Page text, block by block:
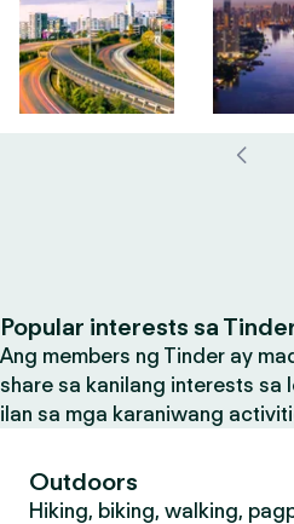
Popular interests sa
Ang members ng Tinder ay
share sa kanilang interests sa
ilan sa mga karaniwang
Outdoors
Hiking, biking, walking,